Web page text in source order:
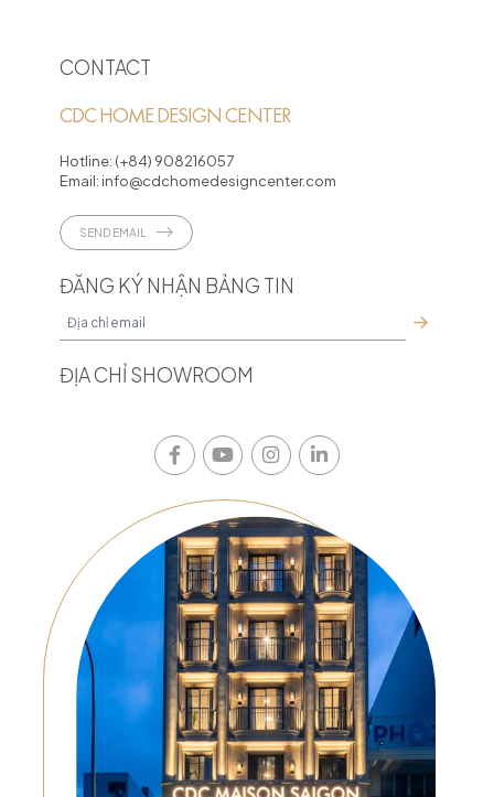
CONTACT
CDC HOME DESIGN CENTER
Hotline: (+84) 908216057
Email: info@cdchomedesigncenter.com
SEND EMAIL
ĐĂNG KÝ NHẬN BẢNG TIN
ĐỊA CHỈ SHOWROOM